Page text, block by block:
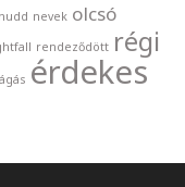
nevek olcsó
rendeződött régi
érdekes